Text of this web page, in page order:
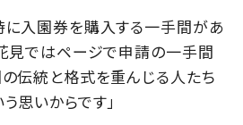
に入園券を購入する一手間があ
見ではページで申請の一手間
伝統と格式を重んじる人たち
思いからです」